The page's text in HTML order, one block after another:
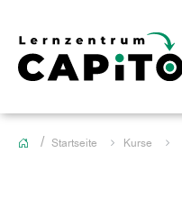
Startseite Kurse